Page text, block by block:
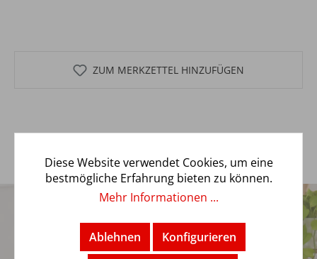
ZUM MERKZETTEL HINZUFÜGEN
5€ TRENDBUY24 NEWSLETTER
Immer bestens informiert mit unserem Newsletter!
JETZT ANMELDEN
Diese Website verwendet Cookies, um eine
bestmögliche Erfahrung bieten zu können.
Mehr Informationen ...
Ablehnen
Konfigurieren